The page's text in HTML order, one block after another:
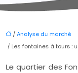
/Analyse du marché
/ Les fontaines à tours :
Le quartier des